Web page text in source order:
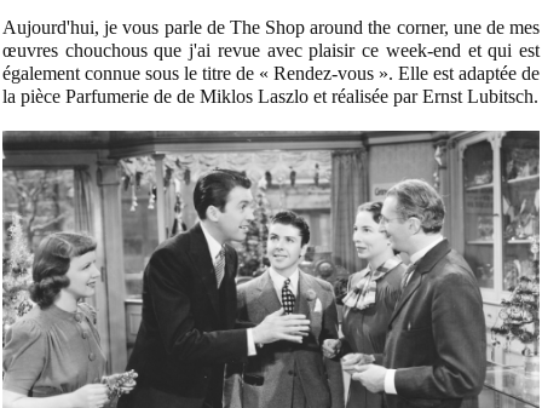
Aujourd'hui, je vous parle de The Shop around the corner, une de mes
œuvres chouchous que j'ai revue avec plaisir ce week-end et qui est
également connue sous le titre de « Rendez-vous ». Elle est adaptée de
la pièce Parfumerie de de Miklos Laszlo et réalisée par Ernst Lubitsch.